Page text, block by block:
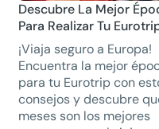
Descubre La Mejor
Para Realizar Tu
¡Viaja seguro a Europa!
Encuentra la mejor
para tu Eurotrip con
consejos y descubre
meses son los mejores